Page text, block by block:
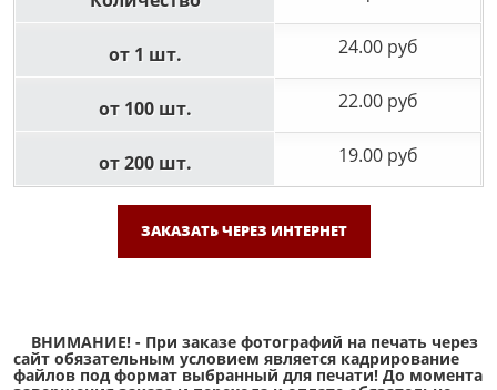
от 1 шт. 24.00 руб
от 100 шт. 22.00 руб
от 200 шт. 19.00 руб
ЗАКАЗАТЬ ЧЕРЕЗ ИНТЕРНЕТ
ВНИМАНИЕ! - При заказе фотографий на печать через
сайт обязательным условием является кадрирование
файлов под формат выбранный для печати! До момента